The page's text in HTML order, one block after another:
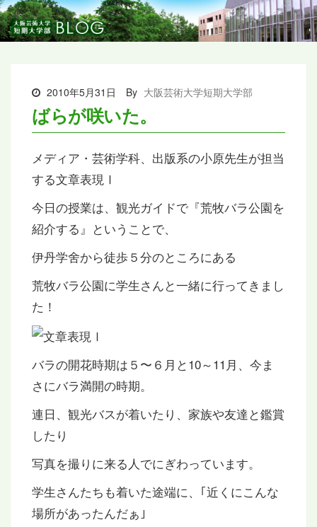
2010年5月31日 By 大阪芸術大学短期大学部
ばらが咲いた。
メディア・芸術学科、出版系の小原先生が担当
する文章表現Ⅰ
今日の授業は、観光ガイドで『荒牧バラ公園を
紹介する』ということで、
伊丹学舍から徒歩５分のところにある
荒牧バラ公園に学生さんと一緒に行ってきまし
た！
バラの開花時期は５〜６月と10～11月、今ま
さにバラ満開の時期。
連日、観光バスが着いたり、家族や友達と鑑賞
したり
写真を撮りに来る人でにぎわっています。
学生さんたちも着いた途端に、｢近くにこんな
場所があったんだぁ｣